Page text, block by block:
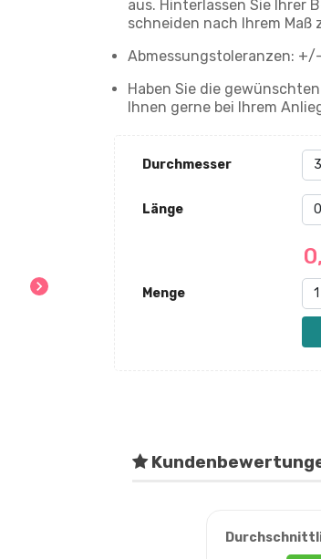
chevron_right
aus. Hinterlassen Sie Ihrer
schneiden nach Ihrem Maß
Abmessungstoleranzen:
Haben Sie die
Ihnen gerne bei Ihrem
Durchmesser
Länge
Menge